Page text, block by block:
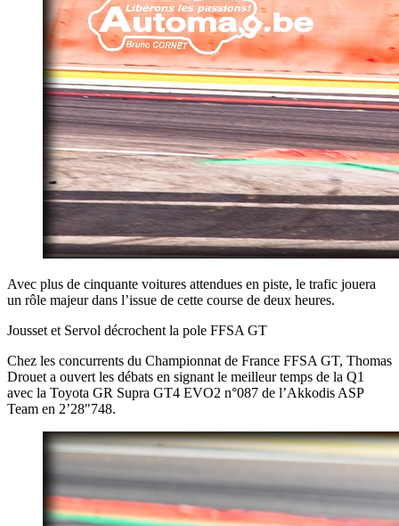
Avec plus de cinquante voitures attendues en piste, le trafic jouera
un rôle majeur dans l’issue de cette course de deux heures.
Jousset et Servol décrochent la pole FFSA GT
Chez les concurrents du Championnat de France FFSA GT, Thomas
Drouet a ouvert les débats en signant le meilleur temps de la Q1
avec la Toyota GR Supra GT4 EVO2 n°087 de l’Akkodis ASP
Team en 2’28"748.